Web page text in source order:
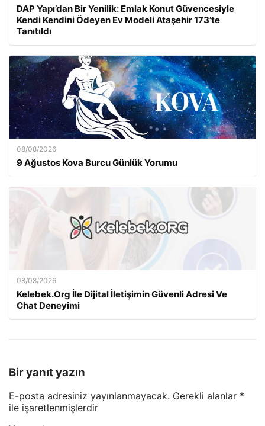
DAP Yapı’dan Bir Yenilik: Emlak Konut Güvencesiyle
Kendi Kendini Ödeyen Ev Modeli Ataşehir 173’te
Tanıtıldı
08/08/2026
9 Ağustos Kova Burcu Günlük Yorumu
08/08/2026
Kelebek.Org İle Dijital İletişimin Güvenli Adresi Ve
Chat Deneyimi
Bir yanıt yazın
E-posta adresiniz yayınlanmayacak. Gerekli alanlar *
ile işaretlenmişlerdir